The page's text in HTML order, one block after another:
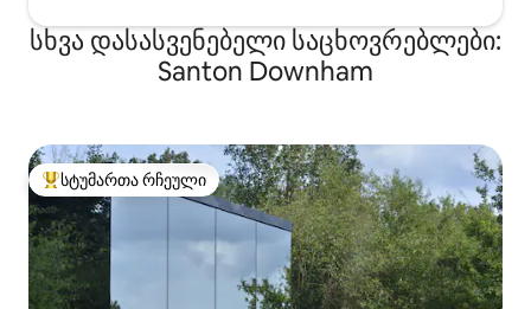
სხვა დასასვენებელი საცხოვრებლები:
Santon Downham
სტუმართა რჩეული მოწინავე ვარიანტი
სტუმართა რჩეული